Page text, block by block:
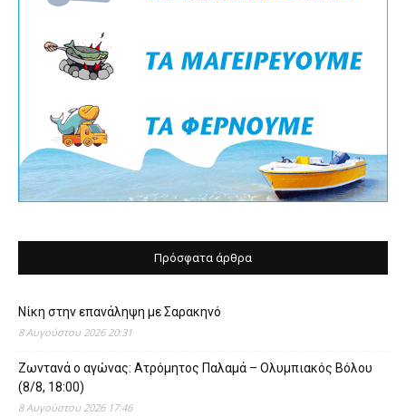
Πρόσφατα άρθρα
Νίκη στην επανάληψη με Σαρακηνό
8 Αυγούστου 2026 20:31
Ζωντανά ο αγώνας: Ατρόμητος Παλαμά – Ολυμπιακός Βόλου
(8/8, 18:00)
8 Αυγούστου 2026 17:46